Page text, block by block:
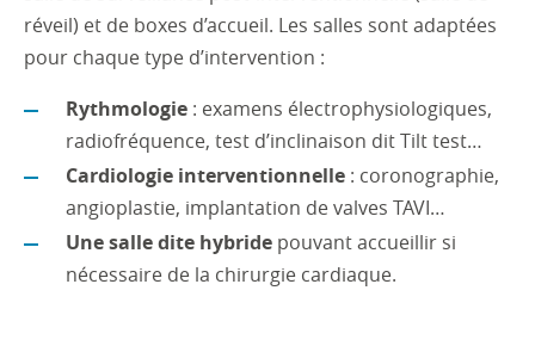
réveil) et de boxes d’accueil. Les salles sont adaptées
pour chaque type d’intervention :
Rythmologie : examens électrophysiologiques,
radiofréquence, test d’inclinaison dit Tilt test…
Cardiologie interventionnelle : coronographie,
angioplastie, implantation de valves TAVI…
Une salle dite hybride pouvant accueillir si
nécessaire de la chirurgie cardiaque.